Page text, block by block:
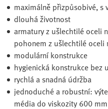
maximálně přizpůsobivé, s
dlouhá životnost
armatury z ušlechtilé oceli
pohonem z ušlechtilé oceli
modulární konstrukce
hygienická konstrukce bez
rychlá a snadná údržba
jednoduché a robustní:
média do viskozity 600